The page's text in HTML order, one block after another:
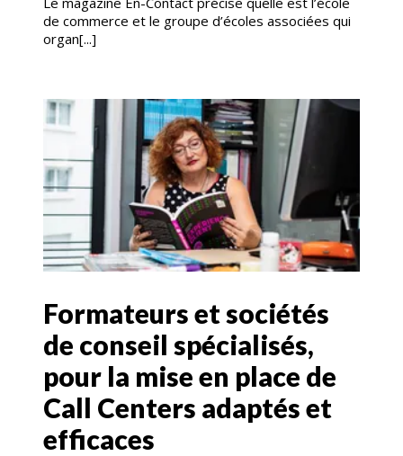
de commerce et le groupe d’écoles associées qui
organ[...]
Formateurs et sociétés
de conseil spécialisés,
pour la mise en place de
Call Centers adaptés et
efficaces